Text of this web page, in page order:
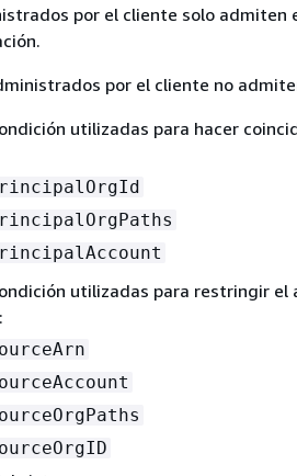
por el cliente solo admiten
por el cliente no
utilizadas para hacer
utilizadas para restringir el